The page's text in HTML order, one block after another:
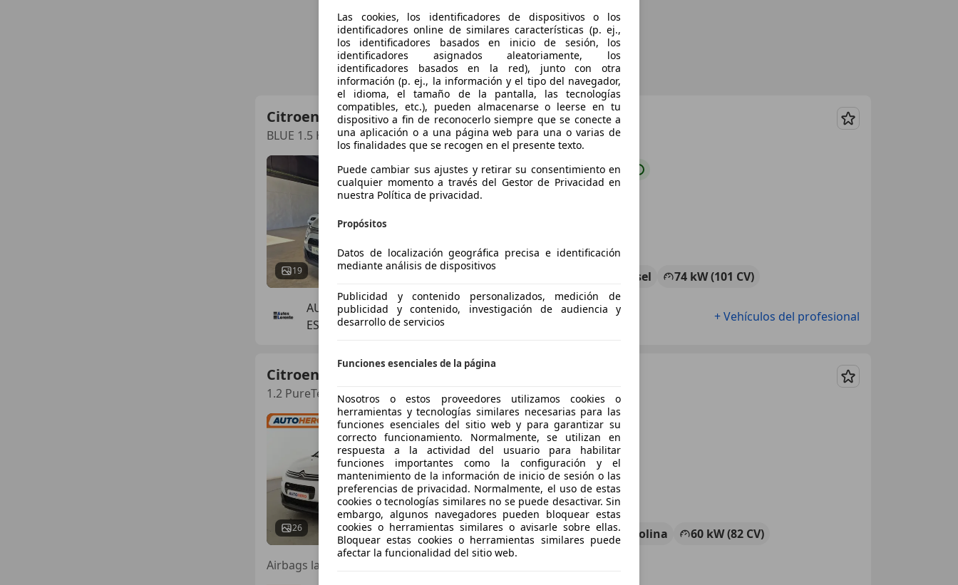
Citroen C3
BLUE 1.5 HDI DIESEL 100 CV
Guardar
19
€ 10.735 Preciojusto
Diésel
74 kW (101 CV)
AUTOS LORENTE VALENCIA.
ES-46910 ALFAFAR
+ Vehículos del profesional
Citroen C3
1.2 PureTech S&S Feel 83
Guardar
26
€ 7.047 Buen precio
03/2017 88.404 km Gasolina
60 kW (82 CV)
Airbags laterales, Isofix, Faros antiniebla, ABS, Bluetooth, ESP
Las cookies, los identificadores de dispositivos o los
identificadores online de similares características (p. ej.,
los identificadores basados en inicio de sesión, los
identificadores asignados aleatoriamente, los
identificadores basados en la red), junto con otra
información (p. ej., la información y el tipo del navegador,
el idioma, el tamaño de la pantalla, las tecnologías
compatibles, etc.), pueden almacenarse o leerse en tu
dispositivo a fin de reconocerlo siempre que se conecte a
una aplicación o a una página web para una o varias de
los finalidades que se recogen en el presente texto.
Puede cambiar sus ajustes y retirar su consentimiento en
cualquier momento a través del Gestor de Privacidad en
nuestra Política de privacidad.
Propósitos
Datos de localización geográfica precisa e identificación
mediante análisis de dispositivos
Publicidad y contenido personalizados, medición de
publicidad y contenido, investigación de audiencia y
desarrollo de servicios
Funciones esenciales de la página
Nosotros o estos proveedores utilizamos cookies o
herramientas y tecnologías similares necesarias para las
funciones esenciales del sitio web y para garantizar su
correcto funcionamiento. Normalmente, se utilizan en
respuesta a la actividad del usuario para habilitar
funciones importantes como la configuración y el
mantenimiento de la información de inicio de sesión o las
preferencias de privacidad. Normalmente, el uso de estas
cookies o tecnologías similares no se puede desactivar. Sin
embargo, algunos navegadores pueden bloquear estas
cookies o herramientas similares o avisarle sobre ellas.
Bloquear estas cookies o herramientas similares puede
afectar la funcionalidad del sitio web.